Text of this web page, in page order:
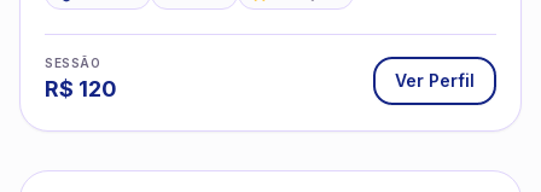
SESSÃO
R$ 120 Ver Perfil